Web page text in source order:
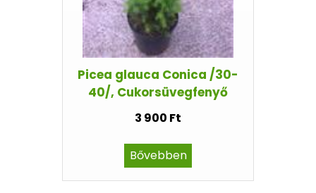
Picea glauca Conica /30-
40/, Cukorsüvegfenyő
3 900 Ft
Bővebben